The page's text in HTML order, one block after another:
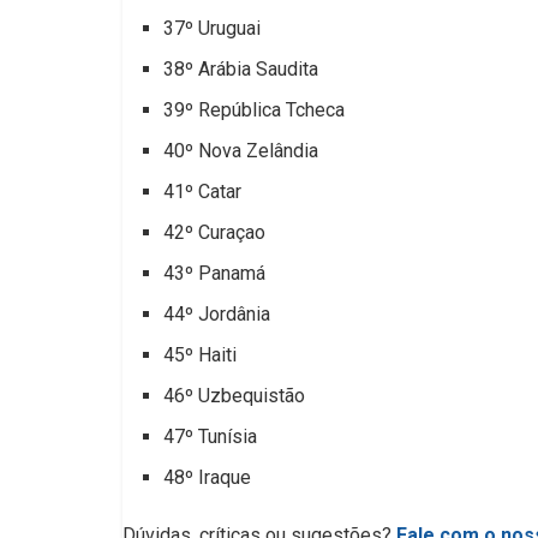
37º Uruguai
38º Arábia Saudita
39º República Tcheca
40º Nova Zelândia
41º Catar
42º Curaçao
43º Panamá
44º Jordânia
45º Haiti
46º Uzbequistão
47º Tunísia
48º Iraque